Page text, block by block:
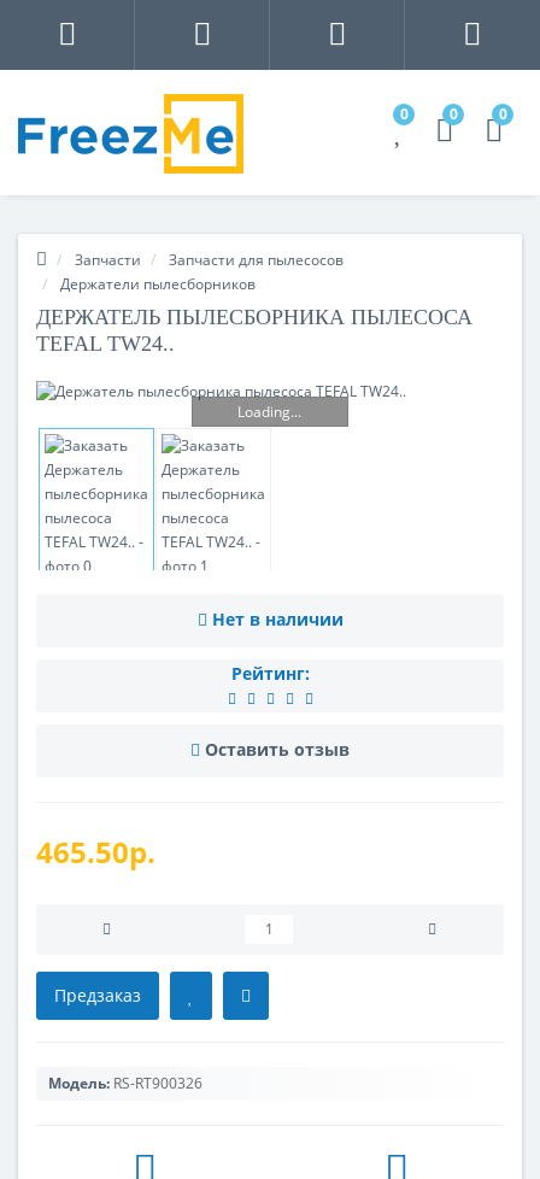
0 0 0
Запчасти
Запчасти для пылесосов
Держатели пылесборников
ДЕРЖАТЕЛЬ ПЫЛЕСБОРНИКА ПЫЛЕСОСА
TEFAL TW24..
Loading...
Нет в наличии
Рейтинг:
Оставить отзыв
465.50р.
Предзаказ
Модель: RS-RT900326